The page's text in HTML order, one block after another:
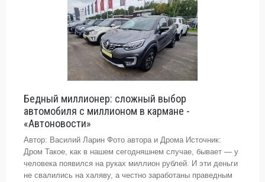
Бедный миллионер: сложный выбор
автомобиля с миллионом в кармане -
«Автоновости»
Автор: Василий Ларин Фото автора и Дрома Источник:
Дром Такое, как в нашем сегодняшнем случае, бывает — у
человека появился на руках миллион рублей. И эти деньги
не свалились на халяву, а честно заработаны праведным